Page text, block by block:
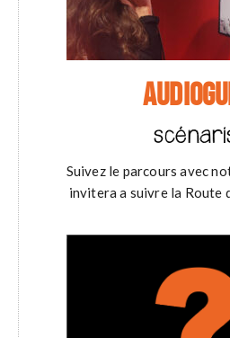
Suivez le parcours avec
invitera a suivre la Route